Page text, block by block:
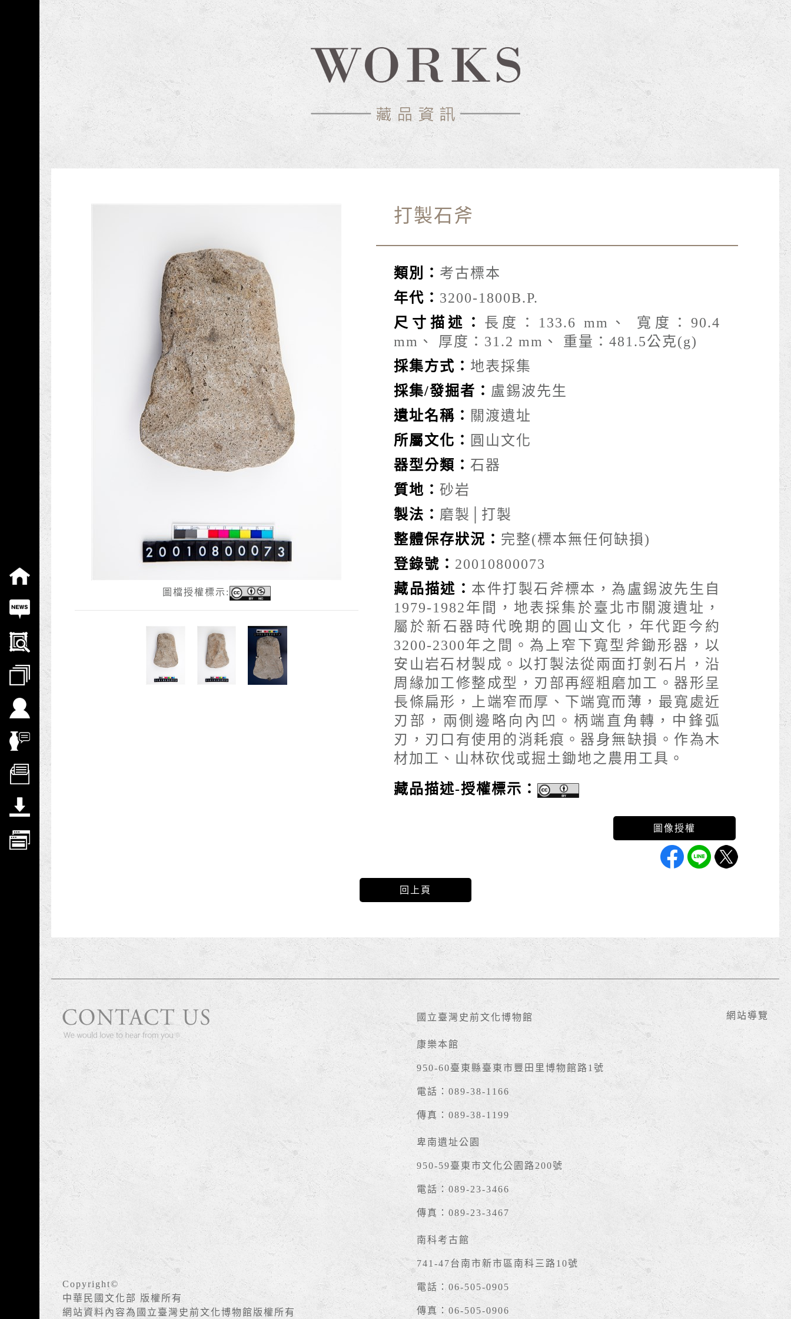
跳到主要內容國立臺灣史前文化博物館
藏品資訊
圖檔授權標示:
打製石斧
類別： 考古標本
年代： 3200-1800B.P.
尺寸描述： 長度：133.6 mm、 寬度：90.4
mm、 厚度：31.2 mm、 重量：481.5公克(g)
採集方式： 地表採集
採集/發掘者： 盧錫波先生
遺址名稱： 關渡遺址
所屬文化： 圓山文化
器型分類：石器
質地：砂岩
製法： 磨製│打製
整體保存狀況： 完整(標本無任何缺損)
登錄號： 20010800073
藏品描述： 本件打製石斧標本，為盧錫波先生自
1979-1982年間，地表採集於臺北市關渡遺址，
屬於新石器時代晚期的圓山文化，年代距今約
3200-2300年之間。為上窄下寬型斧鋤形器，以
安山岩石材製成。以打製法從兩面打剝石片，沿
周緣加工修整成型，刃部再經粗磨加工。器形呈
長條扁形，上端窄而厚、下端寬而薄，最寬處近
刃部，兩側邊略向內凹。柄端直角轉，中鋒弧
刃，刃口有使用的消耗痕。器身無缺損。作為木
材加工、山林砍伐或掘土鋤地之農用工具。
藏品描述-授權標示：
回上頁
Copyright©
中華民國文化部 版權所有
網站資料內容為國立臺灣史前文化博物館版權所有
國立臺灣史前文化博物館
康樂本館
950-60臺東縣臺東市豐田里博物館路1號
電話：089-38-1166
傳真：089-38-1199
卑南遺址公園
950-59臺東市文化公園路200號
電話：089-23-3466
傳真：089-23-3467
南科考古館
741-47台南市新市區南科三路10號
電話：06-505-0905
傳真：06-505-0906
網站導覽